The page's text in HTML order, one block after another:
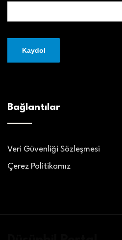
Bağlantılar
Veri Güvenliği Sözleşmesi
Çerez Politikamız